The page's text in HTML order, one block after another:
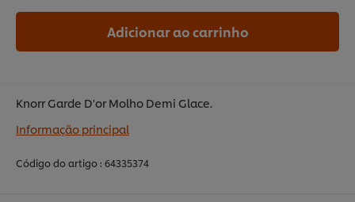
Adicionar ao carrinho
Knorr Garde D'or Molho Demi Glace.
Informação principal
Código do artigo : 64335374